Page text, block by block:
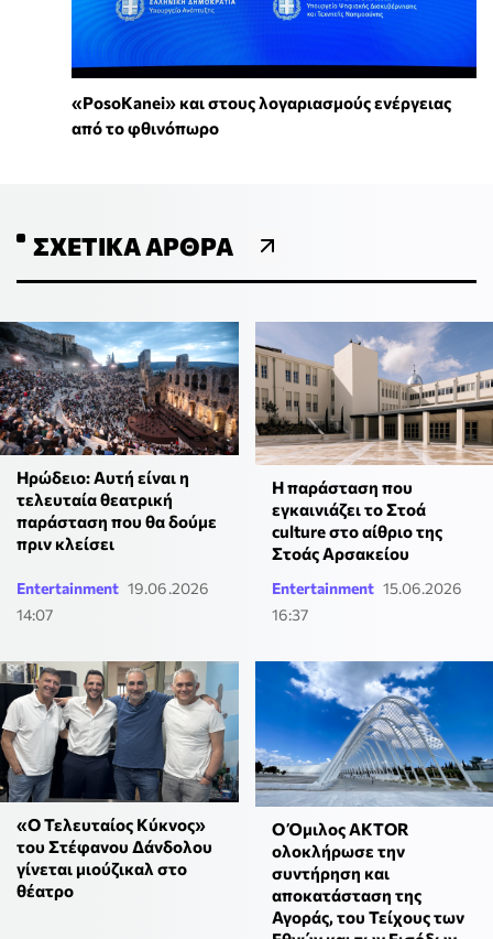
«PosoKanei» και στους λογαριασμούς ενέργειας
από το φθινόπωρο
ΣΧΕΤΙΚΆ ΆΡΘΡΑ
Ηρώδειο: Αυτή είναι η
τελευταία θεατρική
παράσταση που θα δούμε
πριν κλείσει
Entertainment 19.06.2026
14:07
Η παράσταση που
εγκαινιάζει το Στοά
culture στο αίθριο της
Στοάς Αρσακείου
Entertainment 15.06.2026
16:37
«Ο Τελευταίος Κύκνος»
του Στέφανου Δάνδολου
γίνεται μιούζικαλ στο
θέατρο
Ο Όμιλος AKTOR
ολοκλήρωσε την
συντήρηση και
αποκατάσταση της
Αγοράς, του Τείχους των